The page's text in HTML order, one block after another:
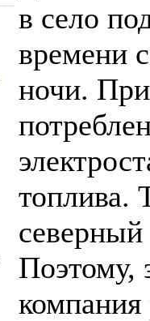
в село
времени
ночи.
топлива.
северный
Поэтому,
компания